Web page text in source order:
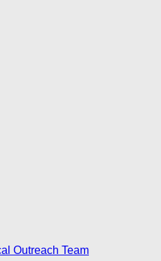
Outreach Team